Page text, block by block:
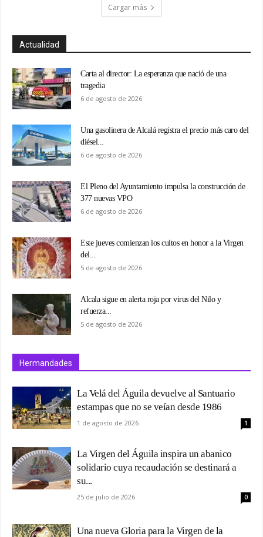
Cargar más
Actualidad
Carta al director: La esperanza que nació de una
tragedia
6 de agosto de 2026
Una gasolinera de Alcalá registra el precio más caro del
diésel...
6 de agosto de 2026
El Pleno del Ayuntamiento impulsa la construcción de
377 nuevas VPO
6 de agosto de 2026
Este jueves comienzan los cultos en honor a la Virgen
del...
5 de agosto de 2026
Alcala sigue en alerta roja por virus del Nilo y
refuerza...
5 de agosto de 2026
Hermandades
La Velá del Águila devuelve al Santuario
estampas que no se veían desde 1986
1 de agosto de 2026 1
La Virgen del Águila inspira un abanico
solidario cuya recaudación se destinará a
su...
25 de julio de 2026 0
Una nueva Gloria para la Virgen de la